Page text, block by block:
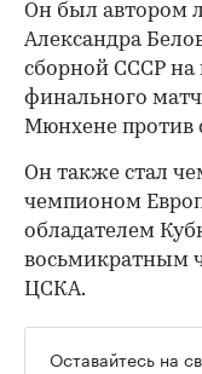
Он был автором
Александра
сборной СССР на
финального
Мюнхене против
Он также стал
чемпионом
обладателем
восьмикратным
ЦСКА.
Оставайтесь на